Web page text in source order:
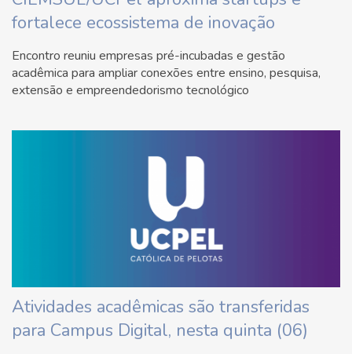
fortalece ecossistema de inovação
Encontro reuniu empresas pré-incubadas e gestão
acadêmica para ampliar conexões entre ensino, pesquisa,
extensão e empreendedorismo tecnológico
Atividades acadêmicas são transferidas
para Campus Digital, nesta quinta (06)